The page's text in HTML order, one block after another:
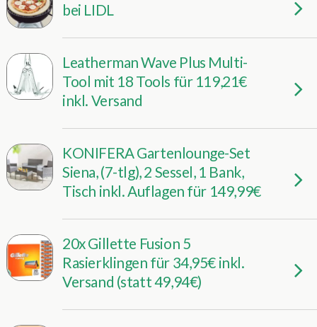
bei LIDL
Leatherman Wave Plus Multi-
Tool mit 18 Tools für 119,21€
inkl. Versand
KONIFERA Gartenlounge-Set
Siena, (7-tlg), 2 Sessel, 1 Bank,
Tisch inkl. Auflagen für 149,99€
20x Gillette Fusion 5
Rasierklingen für 34,95€ inkl.
Versand (statt 49,94€)